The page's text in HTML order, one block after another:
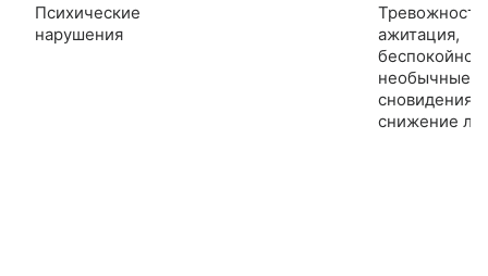
Психические
нарушения
Тревожность,
ажитация,
необычные
сновидения,
снижение